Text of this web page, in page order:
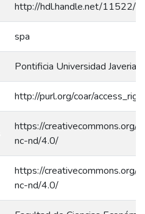
http://hdl.handle.net/11522/
spa
Pontificia Universidad
http://purl.org/coar/
https://creativecommons.org/
nc-nd/4.0/
https://creativecommons.org/
nc-nd/4.0/